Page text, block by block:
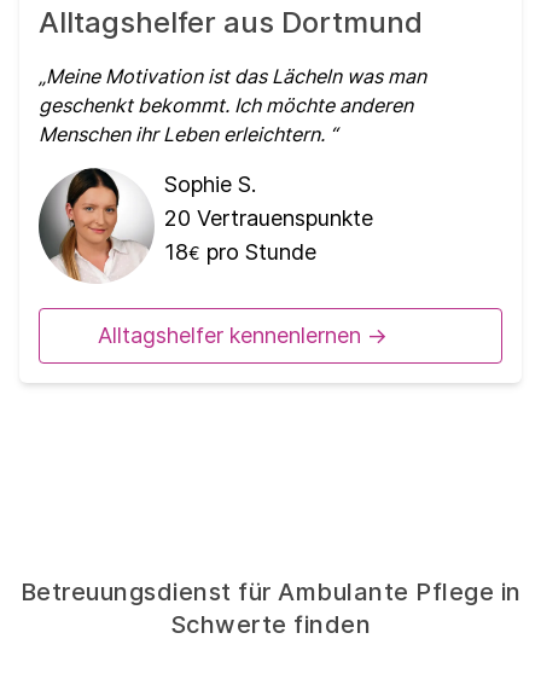
Alltagshelfer aus Dortmund
Meine Motivation ist das Lächeln was man
geschenkt bekommt. Ich möchte anderen
Menschen ihr Leben erleichtern.
Sophie S.
20 Vertrauenspunkte
18€ pro Stunde
Alltagshelfer kennenlernen ->
Betreuungsdienst für Ambulante Pflege in
Schwerte finden